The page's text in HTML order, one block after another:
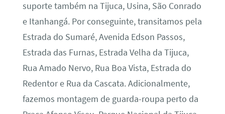
suporte também na Tijuca, Usina, São Conrado
e Itanhangá. Por conseguinte, transitamos pela
Estrada do Sumaré, Avenida Edson Passos,
Estrada das Furnas, Estrada Velha da Tijuca,
Rua Amado Nervo, Rua Boa Vista, Estrada do
Redentor e Rua da Cascata. Adicionalmente,
fazemos montagem de guarda-roupa perto da